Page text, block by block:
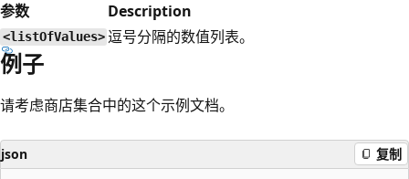
参数 Description
<listOfValues> 逗号分隔的数值列表。
例子
请考虑商店集合中的这个示例文档。
json 复制